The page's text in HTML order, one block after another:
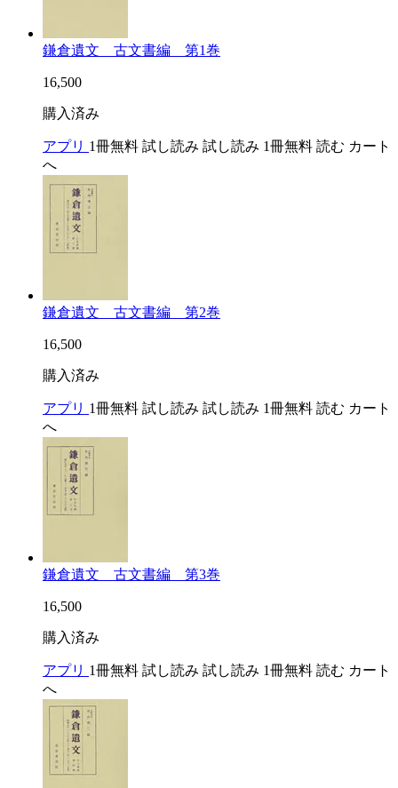
鎌倉遺文 古文書編 第1巻
16,500
購入済み
アプリ 1冊無料 試し読み 試し読み 1冊無料 読む カート
へ
鎌倉遺文 古文書編 第2巻
16,500
購入済み
アプリ 1冊無料 試し読み 試し読み 1冊無料 読む カート
へ
鎌倉遺文 古文書編 第3巻
16,500
購入済み
アプリ 1冊無料 試し読み 試し読み 1冊無料 読む カート
へ